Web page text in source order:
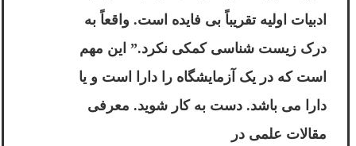
ادبیات اولیه تقریباً بی فایده است. واقعاً به
درک زیست شناسی کمکی نکرد.” این مهم
است که در یک آزمایشگاه را دارا است و یا
دارا می باشد. دست به کار شوید. معرفی
مقالات علمی در